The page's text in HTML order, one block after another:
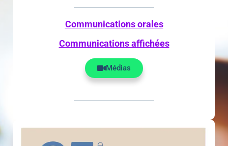
Communications orales
Communications affichées
Médias